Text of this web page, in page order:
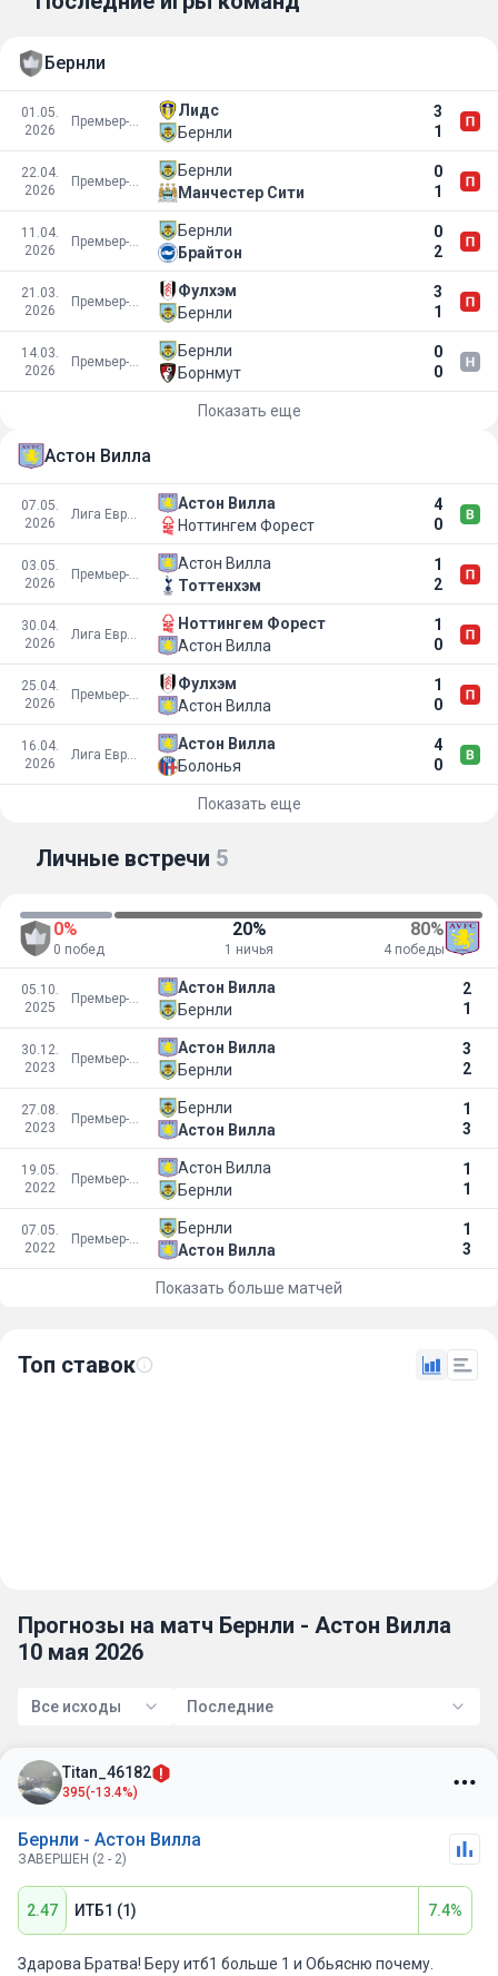
Бернли
01.05.
2026
Лидс
3
1
Бернли
22.04.
2026
Бернли
0
1
Манчестер Сити
11.04.
2026
Бернли
0
2
Брайтон
21.03.
2026
Фулхэм
3
1
Бернли
14.03.
2026
Бернли
0
0
Борнмут
Показать еще
Астон Вилла
07.05.
2026
Астон Вилла
4
0
Ноттингем Форест
03.05.
2026
Астон Вилла
1
2
Тоттенхэм
30.04.
2026
Ноттингем Форест
1
0
Астон Вилла
25.04.
2026
Фулхэм
1
0
Астон Вилла
16.04.
2026
Астон Вилла
4
0
Болонья
Показать еще
Личные встречи 5
0%
0 побед
20%
1 ничья
80%
4 победы
05.10.
2025
Астон Вилла
2
1
Бернли
30.12.
2023
Астон Вилла
3
2
Бернли
27.08.
2023
Бернли
1
3
Астон Вилла
19.05.
2022
Астон Вилла
1
1
Бернли
07.05.
2022
Бернли
1
3
Астон Вилла
Показать больше матчей
Топ ставок
Прогнозы на матч Бернли - Астон Вилла
10 мая 2026
Все исходы Последние
Titan_46182
395(-13.4%)
Бернли - Астон Вилла
ЗАВЕРШЕН (2 - 2)
2.47 ИТБ1 (1) 7.4%
Здарова Братва! Беру итб1 больше 1 и Обьясню почему.